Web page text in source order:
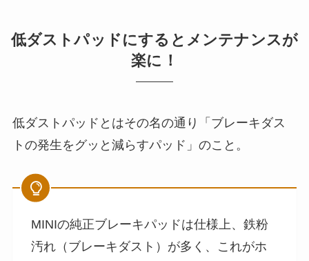
低ダストパッドにするとメンテナンスが
楽に！
低ダストパッドとはその名の通り「ブレーキダス
トの発生をグッと減らすパッド」のこと。
MINIの純正ブレーキパッドは仕様上、鉄粉
汚れ（ブレーキダスト）が多く、これがホ